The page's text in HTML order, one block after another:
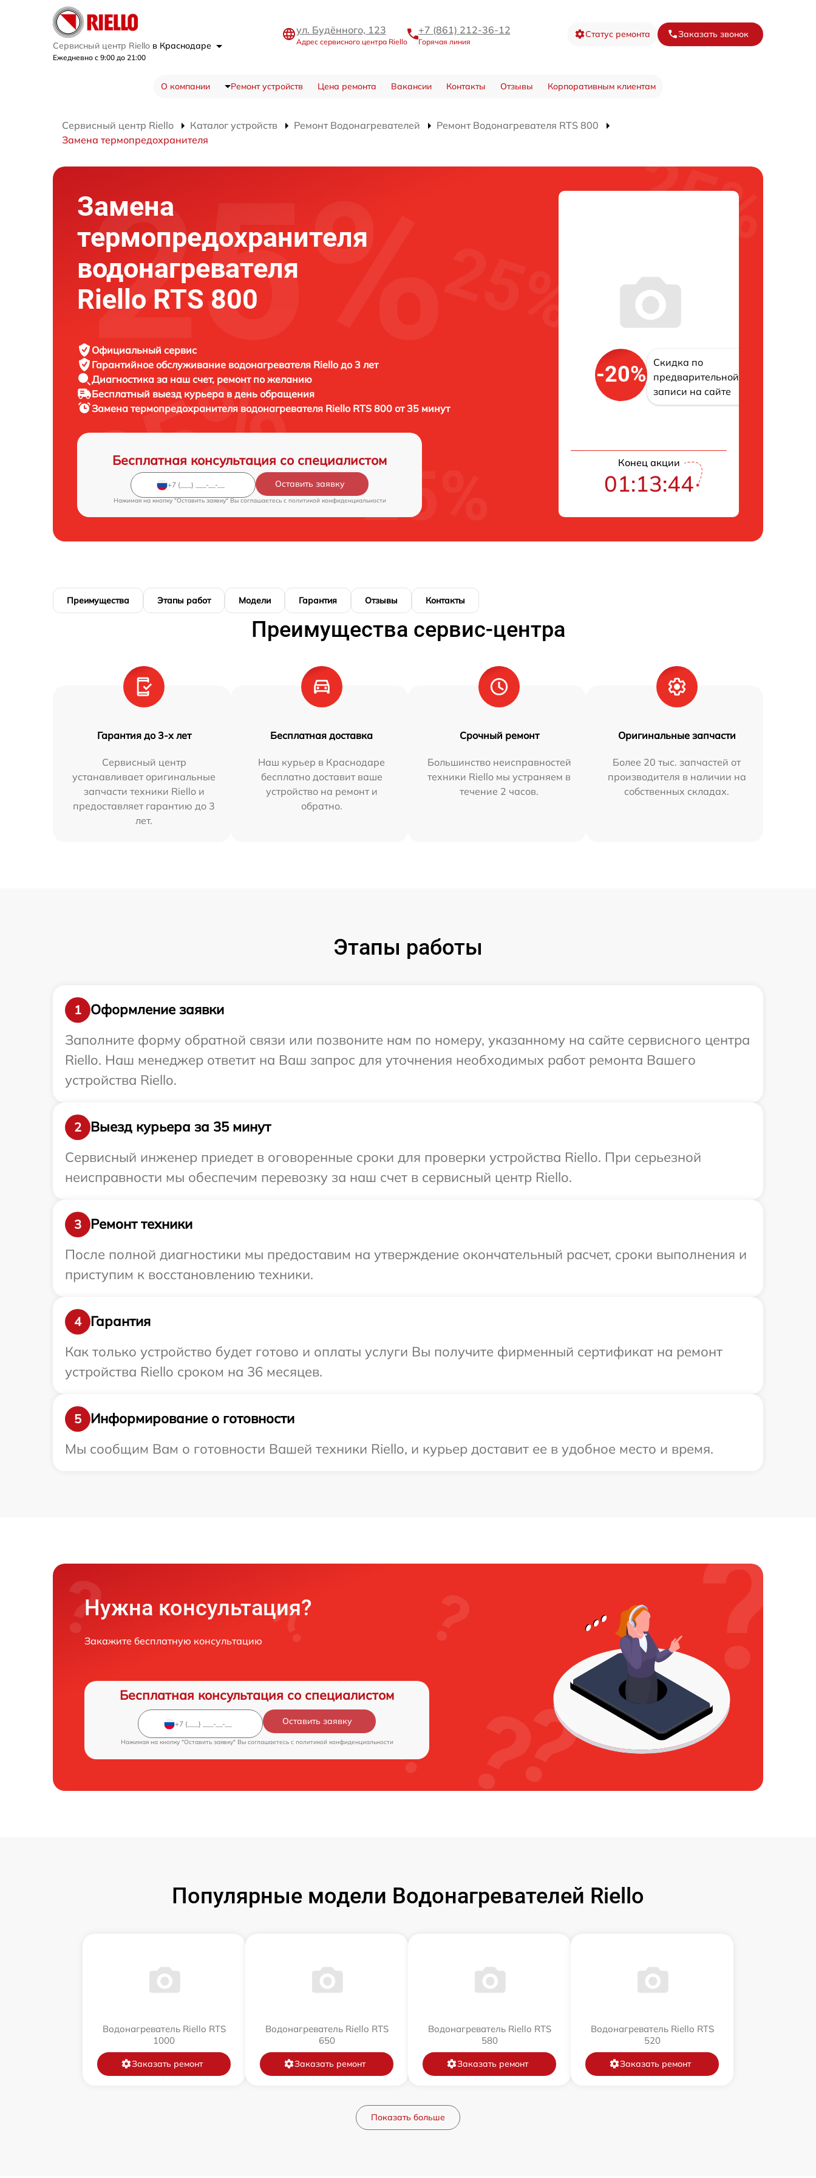
Сервисный центр Riello в Краснодаре
Ежедневно с 9:00 до 21:00
ул. Будённого, 123
Адрес сервисного центра Riello
+7 (861) 212-36-12
Горячая линия
Статус ремонта Заказать звонок
О компании Ремонт устройств Цена ремонта Вакансии Контакты Отзывы Корпоративным клиентам
Сервисный центр Riello Каталог устройств Ремонт Водонагревателей
Ремонт Водонагревателя RTS 800
Замена термопредохранителя
Замена
термопредохранителя
водонагревателя
Riello RTS 800
Официальный сервис
Гарантийное обслуживание водонагревателя Riello до 3 лет
Диагностика за наш счет, ремонт по желанию
Бесплатный выезд курьера в день обращения
Замена термопредохранителя водонагревателя Riello RTS 800 от 35 минут
Бесплатная консультация со специалистом
Оставить заявку
Нажимая на кнопку "Оставить заявку" Вы соглашаетесь c политикой конфиденциальности
-20%
Скидка по
предварительной
записи на сайте
Конец акции
01:13:43
Преимущества Этапы работ Модели Гарантия Отзывы Контакты
Преимущества сервис-центра
Гарантия до 3-х лет
Сервисный центр
устанавливает оригинальные
запчасти техники Riello и
предоставляет гарантию до 3
лет.
Бесплатная доставка
Наш курьер в Краснодаре
бесплатно доставит ваше
устройство на ремонт и
обратно.
Срочный ремонт
Большинство неисправностей
техники Riello мы устраняем в
течение 2 часов.
Оригинальные запчасти
Более 20 тыс. запчастей от
производителя в наличии на
собственных складах.
Этапы работы
1
Оформление заявки
Заполните форму обратной связи или позвоните нам по номеру, указанному на сайте сервисного центра
Riello. Наш менеджер ответит на Ваш запрос для уточнения необходимых работ ремонта Вашего
устройства Riello.
2
Выезд курьера за 35 минут
Сервисный инженер приедет в оговоренные сроки для проверки устройства Riello. При серьезной
неисправности мы обеспечим перевозку за наш счет в сервисный центр Riello.
3
Ремонт техники
После полной диагностики мы предоставим на утверждение окончательный расчет, сроки выполнения и
приступим к восстановлению техники.
4
Гарантия
Как только устройство будет готово и оплаты услуги Вы получите фирменный сертификат на ремонт
устройства Riello сроком на 36 месяцев.
5
Информирование о готовности
Мы сообщим Вам о готовности Вашей техники Riello, и курьер доставит ее в удобное место и время.
Нужна консультация?
Закажите бесплатную консультацию
Бесплатная консультация со специалистом
Оставить заявку
Нажимая на кнопку "Оставить заявку" Вы соглашаетесь c политикой конфиденциальности
Популярные модели Водонагревателей Riello
Водонагреватель Riello RTS
1000
Заказать ремонт
Водонагреватель Riello RTS
650
Заказать ремонт
Водонагреватель Riello RTS
580
Заказать ремонт
Водонагреватель Riello RTS
520
Заказать ремонт
Показать больше